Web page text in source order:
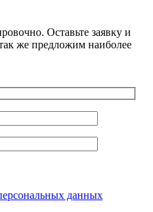
Оставьте заявку и
же предложим наиболее
данных